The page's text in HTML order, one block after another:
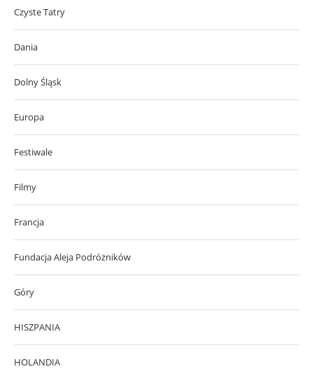
Czyste Tatry
Dania
Dolny Śląsk
Europa
Festiwale
Filmy
Francja
Fundacja Aleja Podróżników
Góry
HISZPANIA
HOLANDIA